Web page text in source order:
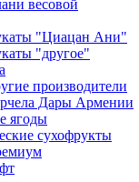
весовой
"Циацан Ани"
"другое"
производители
Дары Армении
ягоды
сухофрукты